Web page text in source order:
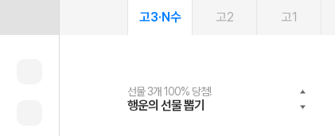
고3·N수 고2 고1
선물 3개 100% 당첨!
행운의 선물 뽑기
선물 100% 증정!
메가스터디 X 올리브
여름방학 스터디 캐시백
메가런 썸머스쿨
2027 러셀 단과
강사 공개선발
스마트러닝앱
설문 EVENT
메가패스
3일 무료 체험권
메가패스 수강생 무료혜택!
메가클럽 멤버십
사회공헌 캠페인
희망이룸 메가나눔